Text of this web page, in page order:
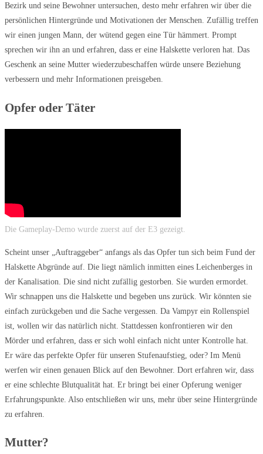
Bezirk und seine Bewohner untersuchen, desto mehr erfahren wir über die
persönlichen Hintergründe und Motivationen der Menschen. Zufällig treffen
wir einen jungen Mann, der wütend gegen eine Tür hämmert. Prompt
sprechen wir ihn an und erfahren, dass er eine Halskette verloren hat. Das
Geschenk an seine Mutter wiederzubeschaffen würde unsere Beziehung
verbessern und mehr Informationen preisgeben.
Opfer oder Täter
Die Gameplay-Demo wurde zuerst auf der E3 gezeigt.
Scheint unser „Auftraggeber“ anfangs als das Opfer tun sich beim Fund der
Halskette Abgründe auf. Die liegt nämlich inmitten eines Leichenberges in
der Kanalisation. Die sind nicht zufällig gestorben. Sie wurden ermordet.
Wir schnappen uns die Halskette und begeben uns zurück. Wir könnten sie
einfach zurückgeben und die Sache vergessen. Da Vampyr ein Rollenspiel
ist, wollen wir das natürlich nicht. Stattdessen konfrontieren wir den
Mörder und erfahren, dass er sich wohl einfach nicht unter Kontrolle hat.
Er wäre das perfekte Opfer für unseren Stufenaufstieg, oder? Im Menü
werfen wir einen genauen Blick auf den Bewohner. Dort erfahren wir, dass
er eine schlechte Blutqualität hat. Er bringt bei einer Opferung weniger
Erfahrungspunkte. Also entschließen wir uns, mehr über seine Hintergründe
zu erfahren.
Mutter?